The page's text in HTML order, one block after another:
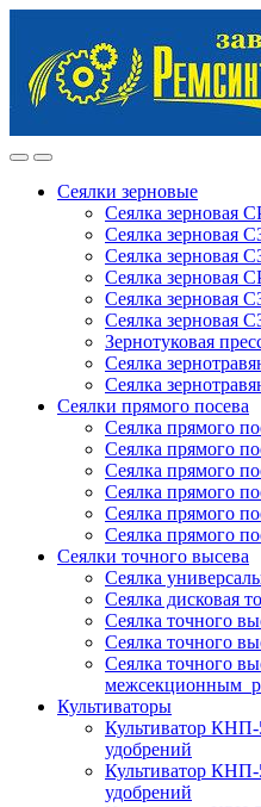
navigation
content
Сеялки зерновые
Сеялка зерновая
Сеялка зерновая
Сеялка зерновая
Сеялка зерновая
Сеялка зерновая
Сеялка зерновая
Зернотуковая
Сеялка
Сеялка
Сеялки прямого посева
Сеялка прямого
Сеялка прямого
Сеялка прямого
Сеялка прямого
Сеялка прямого
Сеялка прямого
Сеялки точного высева
Сеялка
Сеялка дисковая
Сеялка точного
Сеялка точного
Сеялка точного
межсекционным
Культиваторы
Культиватор КНП-
удобрений
Культиватор КНП-
удобрений